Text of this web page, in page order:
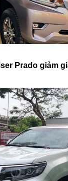
Prado giảm